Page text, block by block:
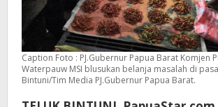
Caption Foto : PJ.Gubernur Papua Barat Komjen
Waterpauw MSI blusukan belanja masalah di
Bintuni/Tim Media PJ.Gubernur Papua Barat.